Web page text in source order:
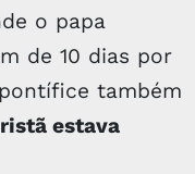
o papa
de 10 dias por
também
estava